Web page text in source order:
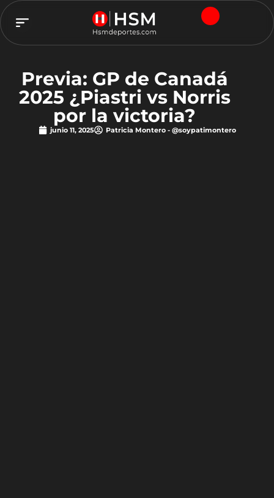
Previa: GP de Canadá
2025 ¿Piastri vs Norris
por la victoria?
junio 11, 2025 Patricia Montero - @soypatimontero